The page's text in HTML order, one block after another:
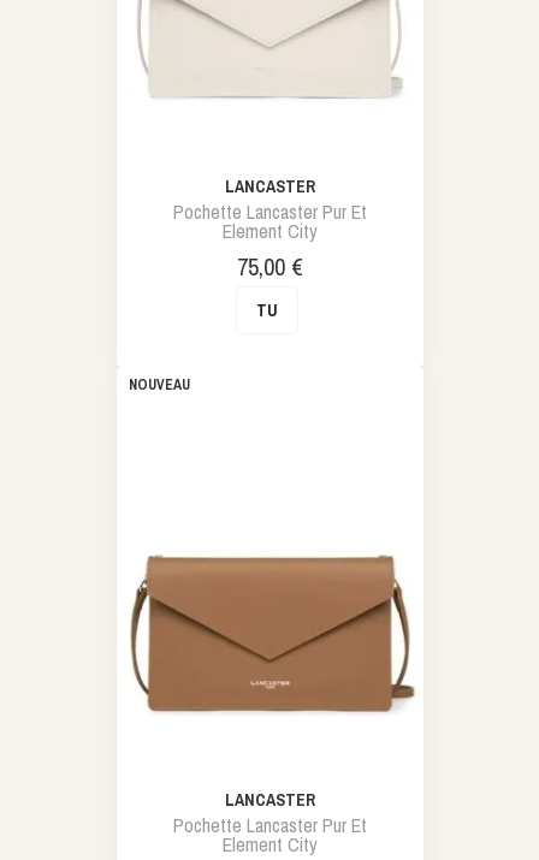
LANCASTER
Pochette Lancaster Pur Et
Element City
Prix
75,00 €
TU
LANCASTER
Pochette Lancaster Pur Et
Element City
NOUVEAU